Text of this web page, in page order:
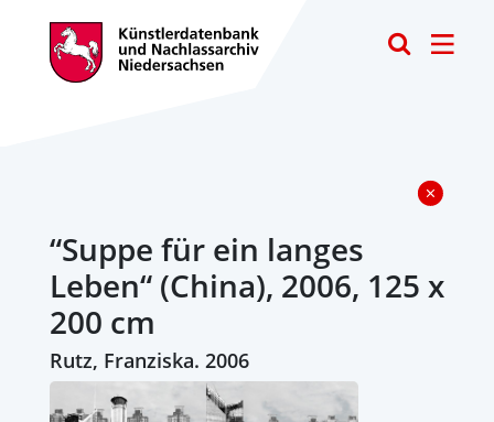
“Suppe für ein langes
Leben“ (China), 2006, 125 x
200 cm
Rutz, Franziska. 2006